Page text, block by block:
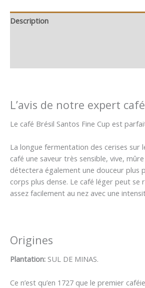
Description
L’avis de notre expert café
Le café Brésil Santos Fine Cup est
La longue fermentation des cerises sur
café une saveur très sensible, vive,
détectera également une douceur plus
corps plus dense. Le café léger peut se
assez facilement au nez avec une
Origines
Plantation: SUL DE MINAS.
Ce n’est qu’en 1727 que le premier